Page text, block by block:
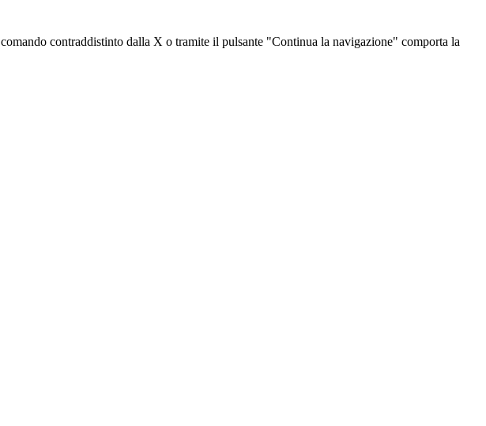
contraddistinto dalla X o tramite il pulsante "Continua la navigazione" comporta la